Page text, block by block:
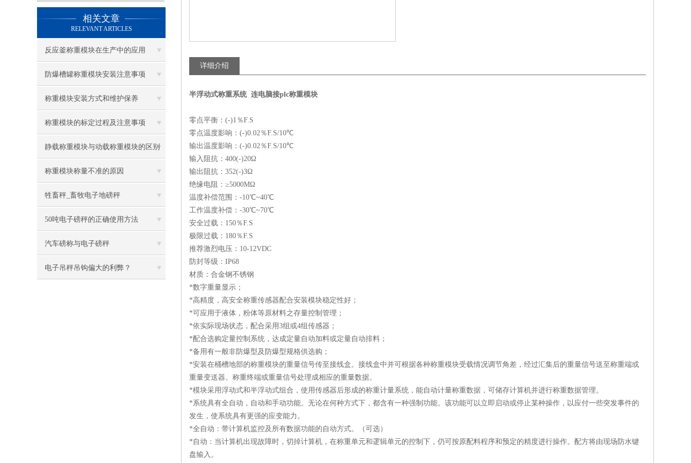
相关文章
RELEVANT ARTICLES
反应釜称重模块在生产中的应用
防爆槽罐称重模块安装注意事项
称重模块安装方式和维护保养
称重模块的标定过程及注意事项
静载称重模块与动载称重模块的区别
称重模块称量不准的原因
牲畜秤_畜牧电子地磅秤
50吨电子磅秤的正确使用方法
汽车磅称与电子磅秤
电子吊秤吊钩偏大的利弊？
详细介绍
半浮动式称重系统 连电脑接plc称重模块
零点平衡：(-)1％F.S
零点温度影响：(-)0.02％F.S/10℃
输出温度影响：(-)0.02％F.S/10℃
输入阻抗：400(-)20Ω
输出阻抗：352(-)3Ω
绝缘电阻：≥5000MΩ
温度补偿范围：-10℃~40℃
工作温度补偿：-30℃~70℃
安全过载：150％F.S
极限过载：180％F.S
推荐激烈电压：10-12VDC
防封等级：IP68
材质：合金钢不锈钢
*数字重量显示；
*高精度，高安全称重传感器配合安装模块稳定性好；
*可应用于液体，粉体等原材料之存量控制管理；
*依实际现场状态，配合采用3组或4组传感器；
*配合选购定量控制系统，达成定量自动加料或定量自动排料；
*备用有一般非防爆型及防爆型规格供选购；
*安装在桶槽地部的称重模块的重量信号传至接线盒。接线盒中并可根据各种称重模块受载情况调节角差，经过汇集后的重量信号送至称重端或
重量变送器。称重终端或重量信号处理成相应的重量数据。
*模块采用浮动式和半浮动式组合，使用传感器后形成的称重计量系统，能自动计量称重数据，可储存计算机并进行称重数据管理。
*系统具有全自动，自动和手动功能。无论在何种方式下，都含有一种强制功能。该功能可以立即启动或停止某种操作，以应付一些突发事件的
发生，使系统具有更强的应变能力。
*全自动：带计算机监控及所有数据功能的自动方式。（可选）
*自动：当计算机出现故障时，切掉计算机，在称重单元和逻辑单元的控制下，仍可按原配料程序和预定的精度进行操作。配方将由现场防水键
盘输入。